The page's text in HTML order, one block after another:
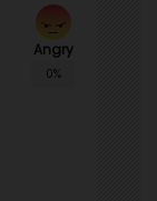
Angry
0%